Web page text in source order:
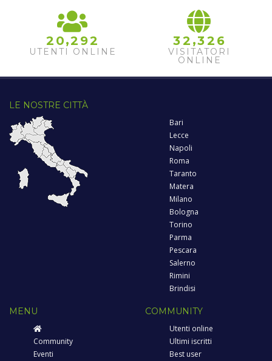
2 0,2 92
UTENTI ONLINE
32 ,32 6
VISITATORI
ONLINE
LE NOSTRE CITTÀ
Bari
Lecce
Napoli
Roma
Taranto
Matera
Milano
Bologna
Torino
Parma
Pescara
Salerno
Rimini
Brindisi
MENU
Community
Eventi
COMMUNITY
Utenti online
Ultimi iscritti
Best user